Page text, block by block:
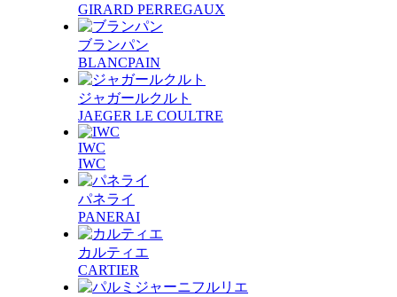
GIRARD PERREGAUX
ブランパン
BLANCPAIN
ジャガールクルト
JAEGER LE COULTRE
IWC
IWC
パネライ
PANERAI
カルティエ
CARTIER